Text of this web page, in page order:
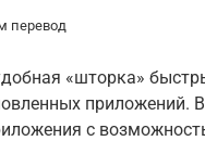
перевод
«шторка»
приложений. В
с